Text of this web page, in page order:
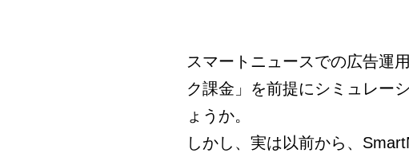
スマートニュースでの広告運
ク課金」を前提にシミュレー
ょうか。
しかし、実は以前から、